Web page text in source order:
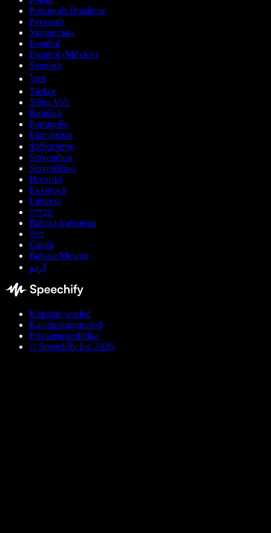
Português Brasileiro
Русский
Українська
Español
Español (México)
Svenska
ไทย
Türkçe
Tiếng Việt
Română
Português
Български
ქართული
Slovenčina
Slovenščina
Hrvatski
Ελληνικά
Lietuvių
עברית
Bahasa Indonesia
বাংলা
Català
Bahasa Melayu
اردو
Küpsiste seaded
Kasutustingimused
Privaatsuspoliitika
© Speechify Inc 2026